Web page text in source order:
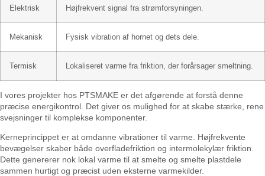
Elektrisk Højfrekvent signal fra strømforsyningen.
Mekanisk Fysisk vibration af hornet og dets dele.
Termisk Lokaliseret varme fra friktion, der forårsager smeltning.
I vores projekter hos PTSMAKE er det afgørende at forstå denne
præcise energikontrol. Det giver os mulighed for at skabe stærke, rene
svejsninger til komplekse komponenter.
Kerneprincippet er at omdanne vibrationer til varme. Højfrekvente
bevægelser skaber både overfladefriktion og intermolekylær friktion.
Dette genererer nok lokal varme til at smelte og smelte plastdele
sammen hurtigt og præcist uden eksterne varmekilder.